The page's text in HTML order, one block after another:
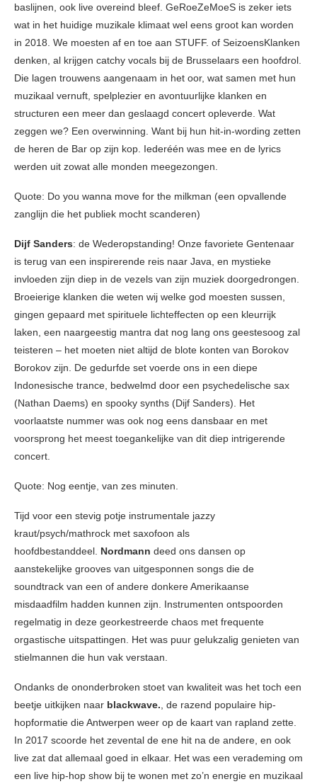
baslijnen, ook live overeind bleef. GeRoeZeMoeS is zeker iets
wat in het huidige muzikale klimaat wel eens groot kan worden
in 2018. We moesten af en toe aan STUFF. of SeizoensKlanken
denken, al krijgen catchy vocals bij de Brusselaars een hoofdrol.
Die lagen trouwens aangenaam in het oor, wat samen met hun
muzikaal vernuft, spelplezier en avontuurlijke klanken en
structuren een meer dan geslaagd concert opleverde. Wat
zeggen we? Een overwinning. Want bij hun hit-in-wording zetten
de heren de Bar op zijn kop. Iederéén was mee en de lyrics
werden uit zowat alle monden meegezongen.
Quote: Do you wanna move for the milkman (een opvallende
zanglijn die het publiek mocht scanderen)
Dijf Sanders: de Wederopstanding! Onze favoriete Gentenaar
is terug van een inspirerende reis naar Java, en mystieke
invloeden zijn diep in de vezels van zijn muziek doorgedrongen.
Broeierige klanken die weten wij welke god moesten sussen,
gingen gepaard met spirituele lichteffecten op een kleurrijk
laken, een naargeestig mantra dat nog lang ons geestesoog zal
teisteren – het moeten niet altijd de blote konten van Borokov
Borokov zijn. De gedurfde set voerde ons in een diepe
Indonesische trance, bedwelmd door een psychedelische sax
(Nathan Daems) en spooky synths (Dijf Sanders). Het
voorlaatste nummer was ook nog eens dansbaar en met
voorsprong het meest toegankelijke van dit diep intrigerende
concert.
Quote: Nog eentje, van zes minuten.
Tijd voor een stevig potje instrumentale jazzy
kraut/psych/mathrock met saxofoon als
hoofdbestanddeel. Nordmann deed ons dansen op
aanstekelijke grooves van uitgesponnen songs die de
soundtrack van een of andere donkere Amerikaanse
misdaadfilm hadden kunnen zijn. Instrumenten ontspoorden
regelmatig in deze georkestreerde chaos met frequente
orgastische uitspattingen. Het was puur gelukzalig genieten van
stielmannen die hun vak verstaan.
Ondanks de ononderbroken stoet van kwaliteit was het toch een
beetje uitkijken naar blackwave., de razend populaire hip-
hopformatie die Antwerpen weer op de kaart van rapland zette.
In 2017 scoorde het zevental de ene hit na de andere, en ook
live zat dat allemaal goed in elkaar. Het was een verademing om
een live hip-hop show bij te wonen met zo’n energie en muzikaal